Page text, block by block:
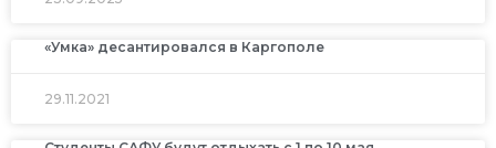
«Умка» десантировался в Каргополе
29.11.2021